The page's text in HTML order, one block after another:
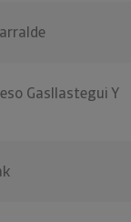
Gasllastegui Y